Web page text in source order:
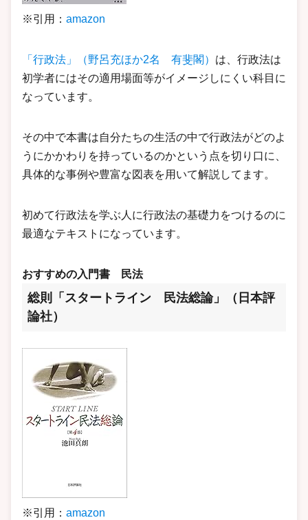
※引用： amazon
「行政法」（野呂充ほか2名 有斐閣） は、行政法は
初学者にはその適用場面等がイメージしにくい科目に
なっています。
その中で本書は自分たちの生活の中で行政法がどのよ
うにかかわりを持っているのかという点を切り口に、
具体的な事例や豊富な図表を用いて解説してます。
初めて行政法を学ぶ人に行政法の基礎力をつけるのに
最適なテキストになっています。
おすすめの入門書 民法
総則「スタートライン 民法総論」（日本評
論社）
※引用： amazon